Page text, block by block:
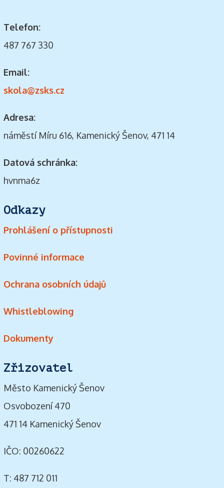
Telefon:
487 767 330
Email:
skola@zsks.cz
Adresa:
náměstí Míru 616, Kamenický Šenov, 471 14
Datová schránka:
hvnma6z
Odkazy
Prohlášení o přístupnosti
Povinné informace
Ochrana osobních údajů
Whistleblowing
Dokumenty
Zřizovatel
Město Kamenický Šenov
Osvobození 470
471 14 Kamenický Šenov
IČO: 00260622
T: 487 712 011